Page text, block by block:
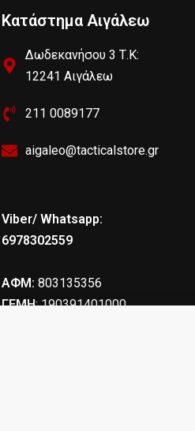
Κατάστημα Αιγάλεω
Δωδεκανήσου 3 Τ.Κ:
12241 Αιγάλεω
211 0089177
aigaleo@tacticalstore.gr
Viber/ Whatsapp:
6978302559
ΑΦΜ: 803135356
ΓΕΜΗ: 190391401000